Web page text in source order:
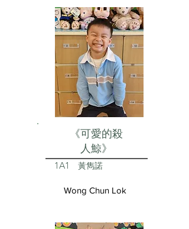
《可愛的殺
人鯨》
1A1 黃雋諾
Wong Chun Lok